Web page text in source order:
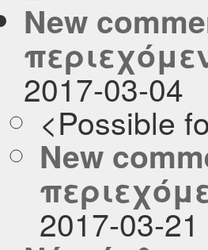
New
2017-03-04
<Possible
New
2017-03-21